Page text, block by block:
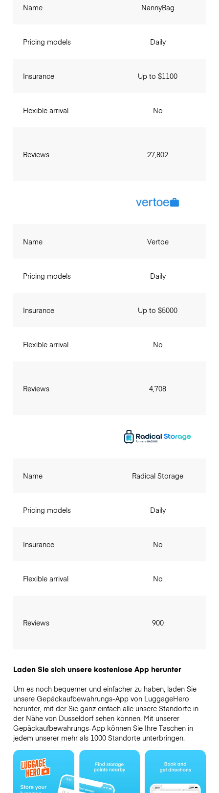
Name
Pricing models
Insurance
Flexible arrival
Reviews
NannyBag
Daily
Up to $1100
No
27,802
Name
Pricing models
Insurance
Flexible arrival
Reviews
Vertoe
Daily
Up to $5000
No
4,708
Name
Pricing models
Insurance
Flexible arrival
Reviews
Radical Storage
Daily
No
No
900
Laden Sie sich unsere kostenlose App herunter
Um es noch bequemer und einfacher zu haben, laden Sie
unsere Gepäckaufbewahrungs-App von LuggageHero
herunter, mit der Sie ganz einfach alle unsere Standorte in
der Nähe von Dusseldorf sehen können. Mit unserer
Gepäckaufbewahrungs-App können Sie Ihre Taschen in
jedem unserer mehr als 1000 Standorte unterbringen.